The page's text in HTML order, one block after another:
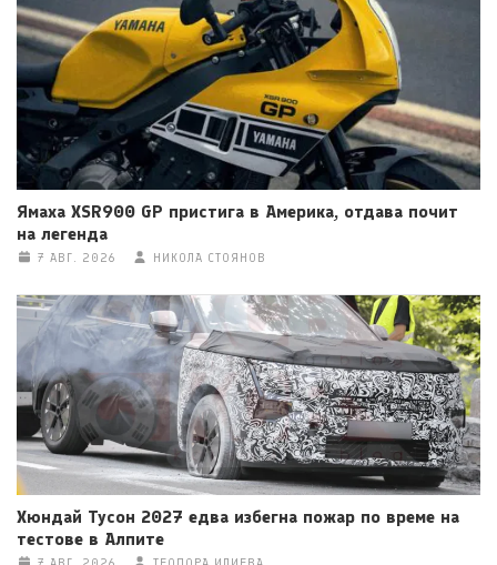
Ямаха XSR900 GP пристига в Америка, отдава почит
на легенда
7 АВГ. 2026 НИКОЛА СТОЯНОВ
Хюндай Тусон 2027 едва избегна пожар по време на
тестове в Алпите